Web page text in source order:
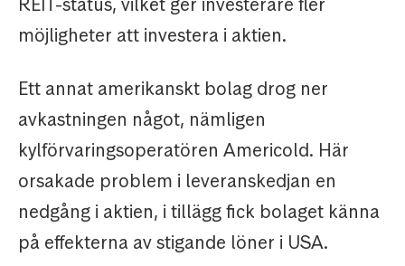
möjligheter att investera i aktien.
Ett annat amerikanskt bolag drog ner
avkastningen något, nämligen
kylförvaringsoperatören Americold. Här
orsakade problem i leveranskedjan en
nedgång i aktien, i tillägg fick bolaget känna
på effekterna av stigande löner i USA.